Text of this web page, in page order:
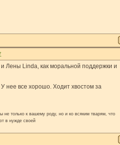
Лены Linda, как моральной поддержки и
нее все хорошо. Ходит хвостом за
не только к вашему роду, но и ко всяким тварям, что
в нужде своей